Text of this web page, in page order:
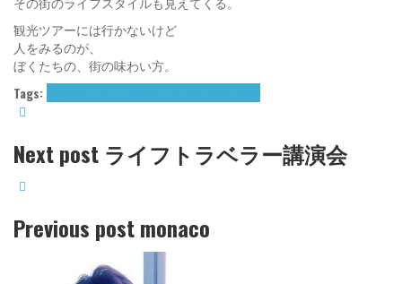
観光ツアーには行かないけど
人をみるのが、
ぼくたちの、街の味わい方。
Tags:
Next post ライフトラベラー講演会
Previous postmonaco